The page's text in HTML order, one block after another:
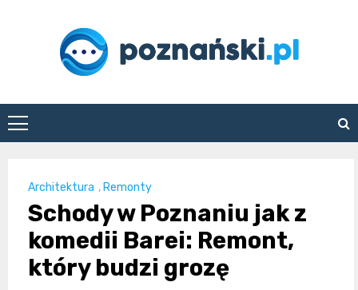
poznanski.pl
Architektura ,Remonty
Schody w Poznaniu jak z
komedii Barei: Remont,
który budzi grozę